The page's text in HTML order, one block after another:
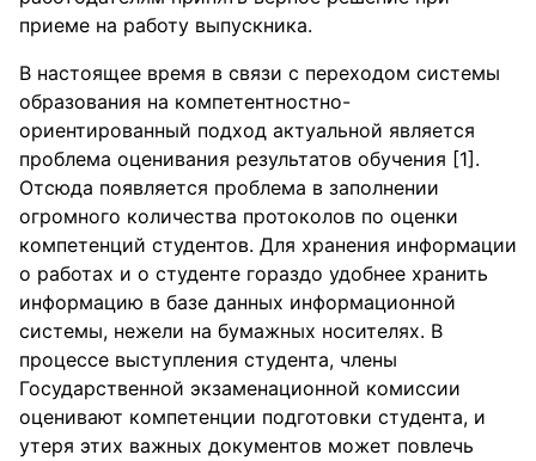
приеме на работу выпускника.
В настоящее время в связи с переходом системы
образования на компетентностно-
ориентированный подход актуальной является
проблема оценивания результатов обучения [1].
Отсюда появляется проблема в заполнении
огромного количества протоколов по оценки
компетенций студентов. Для хранения информации
о работах и о студенте гораздо удобнее хранить
информацию в базе данных информационной
системы, нежели на бумажных носителях. В
процессе выступления студента, члены
Государственной экзаменационной комиссии
оценивают компетенции подготовки студента, и
утеря этих важных документов может повлечь